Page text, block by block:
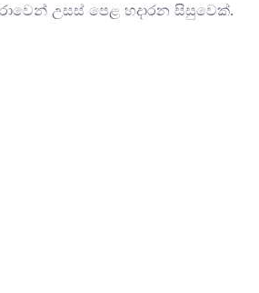
උසස් පෙළ හදාරන සිසුවෙක්.